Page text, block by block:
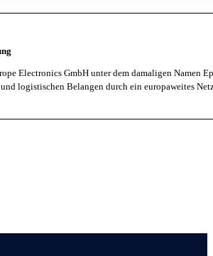
Electronics GmbH unter dem damaligen Namen
logistischen Belangen durch ein europaweites